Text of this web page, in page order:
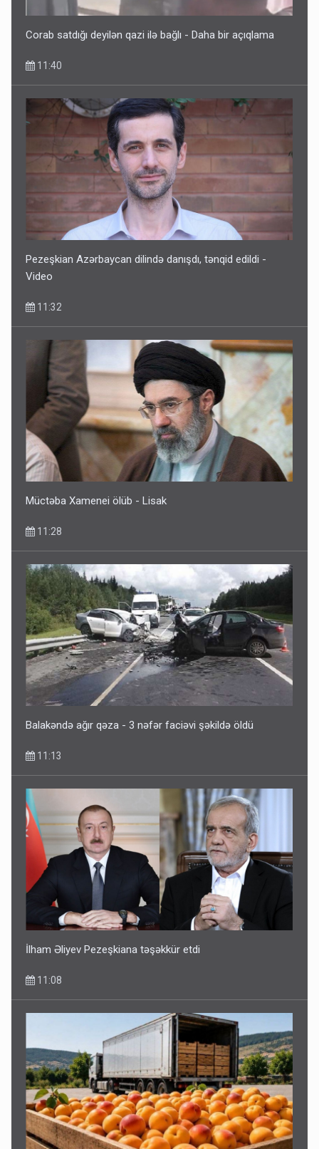
Corab satdığı deyilən qazi ilə bağlı - Daha bir açıqlama
11:40
Pezeşkian Azərbaycan dilində danışdı, tənqid edildi -
Video
11:32
Müctəba Xamenei ölüb - Lisak
11:28
Balakəndə ağır qəza - 3 nəfər faciəvi şəkildə öldü
11:13
İlham Əliyev Pezeşkiana təşəkkür etdi
11:08